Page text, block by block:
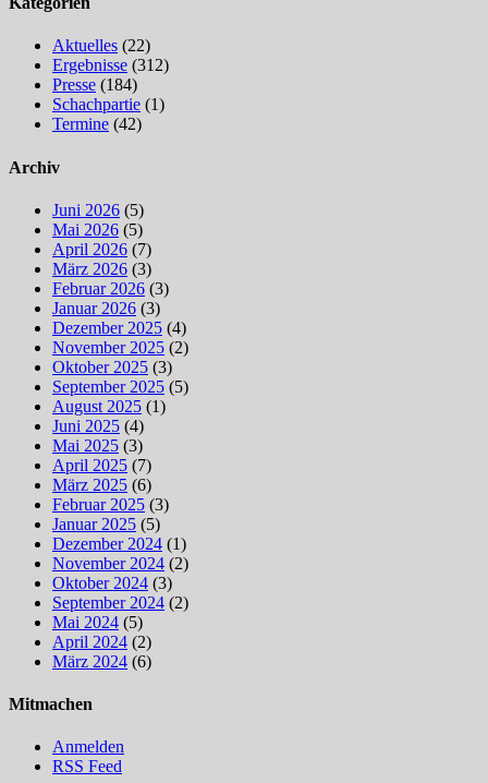
Aktuelles (22)
Ergebnisse (312)
Presse (184)
Schachpartie (1)
Termine (42)
Archiv
Juni 2026 (5)
Mai 2026 (5)
April 2026 (7)
März 2026 (3)
Februar 2026 (3)
Januar 2026 (3)
Dezember 2025 (4)
November 2025 (2)
Oktober 2025 (3)
September 2025 (5)
August 2025 (1)
Juni 2025 (4)
Mai 2025 (3)
April 2025 (7)
März 2025 (6)
Februar 2025 (3)
Januar 2025 (5)
Dezember 2024 (1)
November 2024 (2)
Oktober 2024 (3)
September 2024 (2)
Mai 2024 (5)
April 2024 (2)
März 2024 (6)
Mitmachen
Anmelden
RSS Feed